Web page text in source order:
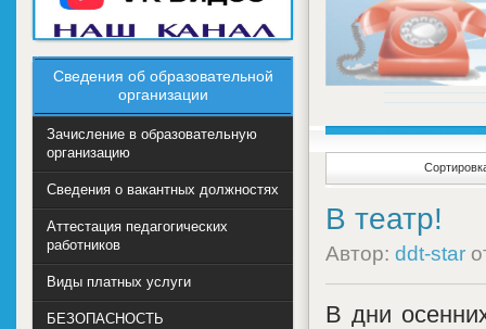
В театр!
Автор: ddt-star
В дни
Сведения об образовательной
организации
Зачисление в образовательную
организацию
Сведения о вакантных должностях
Аттестация педагогических
работников
Виды платных услуги
БЕЗОПАСНОСТЬ